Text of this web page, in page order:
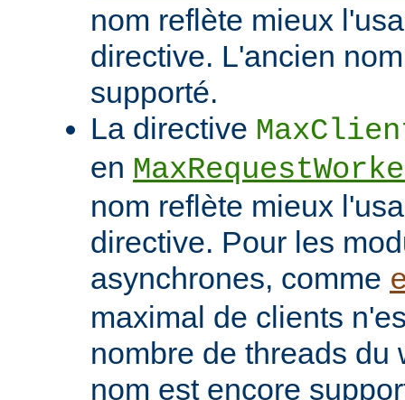
nom reflète mieux
directive. L'ancien
supporté.
La directive
en
nom reflète mieux
directive. Pour les
asynchrones, comme
maximal de clients
nombre de threads du
nom est encore